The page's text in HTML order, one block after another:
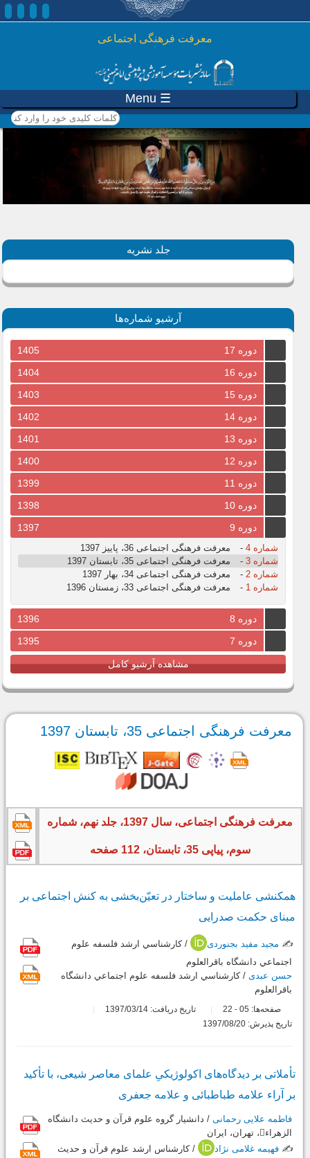
رفتن به محتوای اصلی
معرفت فرهنگی اجتماعی
☰ Menu
کلمات کلیدی خود را وارد
کنید
جلد نشریه
آرشیو شماره‌ها
دوره 17
1405
دوره 16
1404
دوره 15
1403
دوره 14
1402
دوره 13
1401
دوره 12
1400
دوره 11
1399
دوره 10
1398
دوره 9
1397
شماره 4 -
معرفت فرهنگی اجتماعی 36، پاییز 1397
شماره 3
-
معرفت فرهنگی اجتماعی 35، تابستان 1397
شماره 2
-
معرفت فرهنگی اجتماعی 34، بهار 1397
شماره 1
- معرفت فرهنگی اجتماعی 33، زمستان 1396
دوره 8
1396
دوره 7
1395
مشاهده آرشیو کامل
معرفت فرهنگی اجتماعی 35، تابستان 1397
معرفت فرهنگی اجتماعی، سال 1397، جلد نهم، شماره
سوم، پیاپی 35، تابستان، 112 صفحه
هم‎کنشی عاملیت و ساختار در تعیّن‌بخشی به کنش اجتماعی بر
مبنای حکمت صدرایی
✍️ مجید مفید بجنوردی
/ كارشناسي ارشد فلسفه علوم
اجتماعي دانشگاه باقرالعلوم
حسن عبدی / كارشناسي ارشد فلسفه علوم اجتماعي دانشگاه
باقرالعلوم
صفحه‌ها: 05
-
تاریخ دریافت: 1397/03/14
تاریخ پذیرش: 1397/08/20
تأملاتی بر دیدگاه‌های اکولوژیکیِ علمای معاصر شیعی، با تأکید
بر آراء علامه طباطبائی و علامه جعفری
فاطمه علایی رحمانی / دانشیار گروه علوم قرآن و حدیث دانشگاه
الزهراء، تهران، ایران
✍️ فهیمه غلامی نژاد
/ کارشناس ارشد علوم قرآن و حدیث